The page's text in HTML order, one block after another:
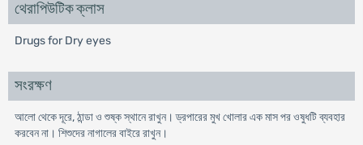
থেরাপিউটিক ক্লাস
Drugs for Dry eyes
সংরক্ষণ
আলো থেকে দূরে, ঠান্ডা ও শুষ্ক স্থানে রাখুন। ড্রপারের মুখ খােলার এক মাস পর ওষুধটি ব্যবহার
করবেন না। শিশুদের নাগালের বাইরে রাখুন।